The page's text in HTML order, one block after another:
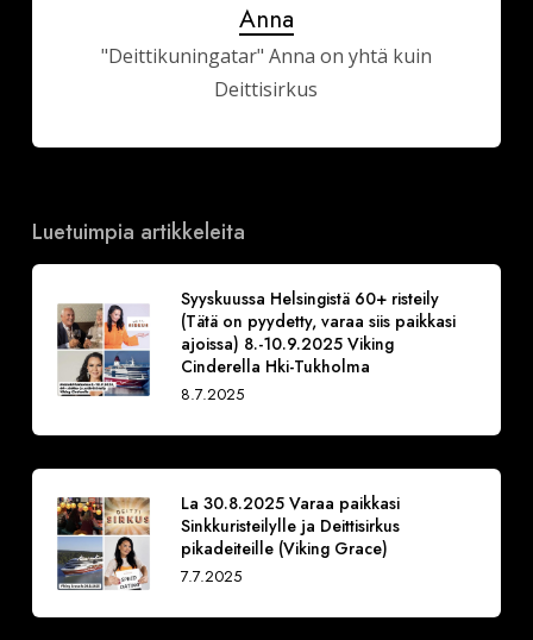
Anna
"Deittikuningatar" Anna on yhtä kuin
Deittisirkus
Luetuimpia artikkeleita
Syyskuussa Helsingistä 60+ risteily
(Tätä on pyydetty, varaa siis paikkasi
ajoissa) 8.-10.9.2025 Viking
Cinderella Hki-Tukholma
8.7.2025
La 30.8.2025 Varaa paikkasi
Sinkkuristeilylle ja Deittisirkus
pikadeiteille (Viking Grace)
7.7.2025